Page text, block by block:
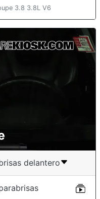
3.8 3.8L V6
delantero